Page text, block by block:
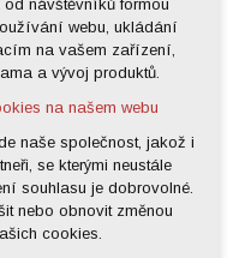
(session):
volby jazyka, apod.
(Google)
na našem webu
návštěvníků formou
webu, ukládání
na vašem zařízení,
a vývoj produktů.
na našem webu
naše společnost, jakož i
se kterými neustále
souhlasu je dobrovolné.
nebo obnovit změnou
cookies.